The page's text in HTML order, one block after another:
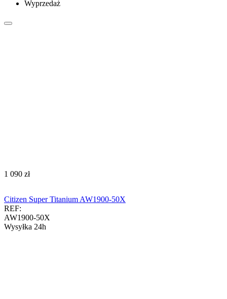
Wyprzedaż
‍1 090‍ zł
Citizen Super Titanium AW1900-50X
REF:
AW1900-50X
Wysyłka 24h